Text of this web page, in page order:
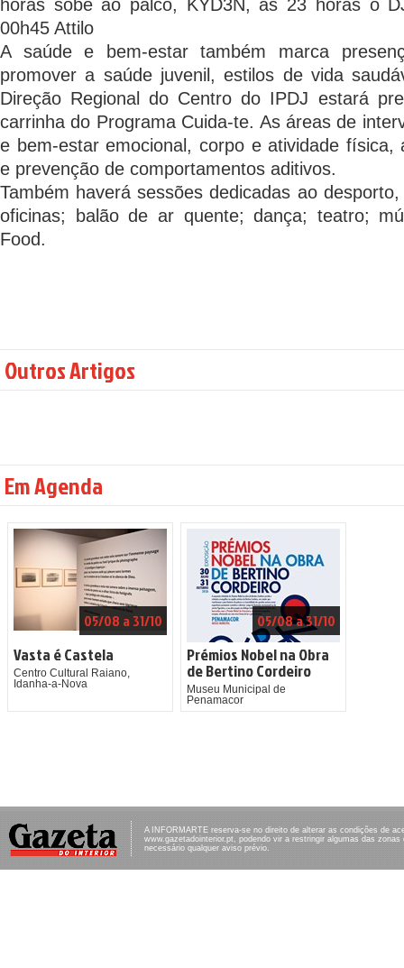
horas sobe ao palco, KYD3N, às 23 horas o
00h45 Attilo
A saúde e bem-estar também marca
promover a saúde juvenil, estilos de vida
Direção Regional do Centro do IPDJ estará
carrinha do Programa Cuida-te. As áreas de
e bem-estar emocional, corpo e atividade física,
e prevenção de comportamentos aditivos.
Também haverá sessões dedicadas ao
oficinas; balão de ar quente; dança; teatro;
Food.
Outros Artigos
Em Agenda
05/08 a 31/10
Vasta é Castela
Centro Cultural Raiano,
Idanha-a-Nova
05/08 a 31/10
Prémios Nobel na Obra
de Bertino Cordeiro
Museu Municipal de
Penamacor
A INFORMARTE reserva-se no direito de alterar as condições de
www.gazetadointerior.pt, podendo vir a restringir algumas das
necessário qualquer aviso prévio.